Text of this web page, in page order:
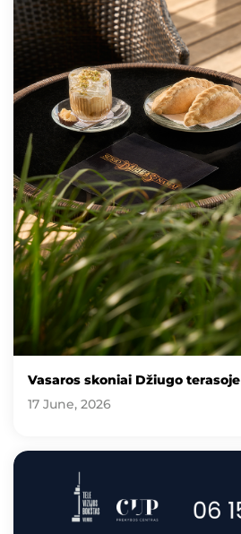
Vasaros skoniai Džiugo terasoje
17 June, 2026